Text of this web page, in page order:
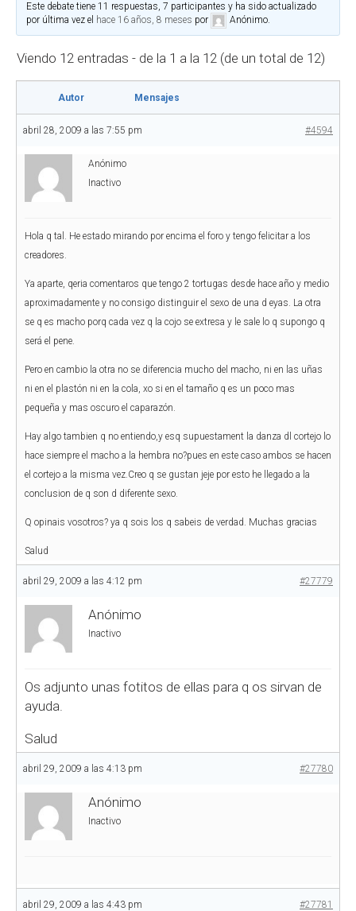
Este debate tiene 11 respuestas, 7 participantes y ha sido actualizado
por última vez el hace 16 años, 8 meses por Anónimo.
Viendo 12 entradas - de la 1 a la 12 (de un total de 12)
Autor Mensajes
abril 28, 2009 a las 7:55 pm #4594
Anónimo
Inactivo
Hola q tal. He estado mirando por encima el foro y tengo felicitar a los
creadores.
Ya aparte, qeria comentaros que tengo 2 tortugas desde hace año y medio
aproximadamente y no consigo distinguir el sexo de una d eyas. La otra
se q es macho porq cada vez q la cojo se extresa y le sale lo q supongo q
será el pene.
Pero en cambio la otra no se diferencia mucho del macho, ni en las uñas
ni en el plastón ni en la cola, xo si en el tamaño q es un poco mas
pequeña y mas oscuro el caparazón.
Hay algo tambien q no entiendo,y esq supuestament la danza dl cortejo lo
hace siempre el macho a la hembra no?pues en este caso ambos se hacen
el cortejo a la misma vez.Creo q se gustan jeje por esto he llegado a la
conclusion de q son d diferente sexo.
Q opinais vosotros? ya q sois los q sabeis de verdad. Muchas gracias
Salud
abril 29, 2009 a las 4:12 pm #27779
Anónimo
Inactivo
Os adjunto unas fotitos de ellas para q os sirvan de
ayuda.
Salud
abril 29, 2009 a las 4:13 pm #27780
Anónimo
Inactivo
abril 29, 2009 a las 4:43 pm #27781